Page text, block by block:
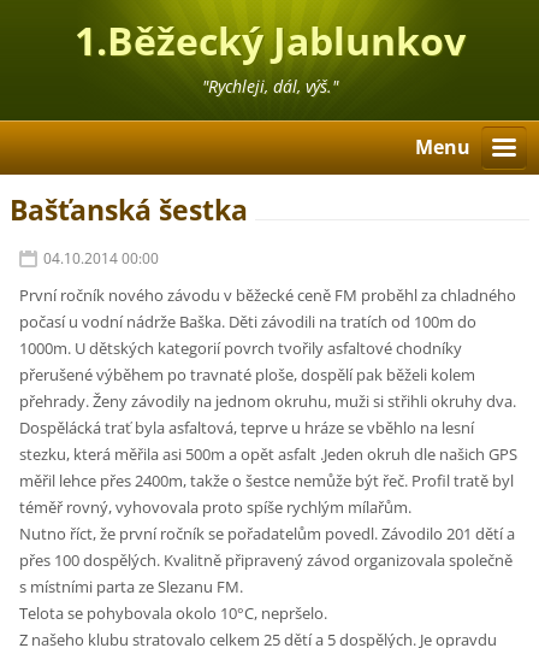
1.Běžecký Jablunkov
"Rychleji, dál, výš."
Menu
Bašťanská šestka
04.10.2014 00:00
První ročník nového závodu v běžecké ceně FM proběhl za chladného
počasí u vodní nádrže Baška. Děti závodili na tratích od 100m do
1000m. U dětských kategorií povrch tvořily asfaltové chodníky
přerušené výběhem po travnaté ploše, dospělí pak běželi kolem
přehrady. Ženy závodily na jednom okruhu, muži si střihli okruhy dva.
Dospělácká trať byla asfaltová, teprve u hráze se vběhlo na lesní
stezku, která měřila asi 500m a opět asfalt .Jeden okruh dle našich GPS
měřil lehce přes 2400m, takže o šestce nemůže být řeč. Profil tratě byl
téměř rovný, vyhovovala proto spíše rychlým mílařům.
Nutno říct, že první ročník se pořadatelům povedl. Závodilo 201 dětí a
přes 100 dospělých. Kvalitně připravený závod organizovala společně
s místními parta ze Slezanu FM.
Telota se pohybovala okolo 10°C, nepršelo.
Z našeho klubu stratovalo celkem 25 dětí a 5 dospělých. Je opravdu